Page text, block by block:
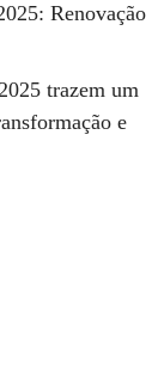
Renovação
trazem um
e